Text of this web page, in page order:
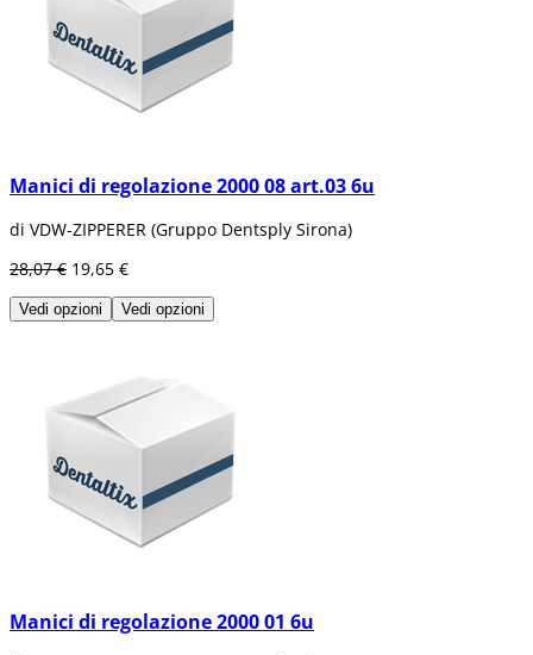
Manici di regolazione 2000 08 art.03 6u
di VDW-ZIPPERER (Gruppo Dentsply Sirona)
28,07 € 19,65 €
Vedi opzioni Vedi opzioni
Manici di regolazione 2000 01 6u